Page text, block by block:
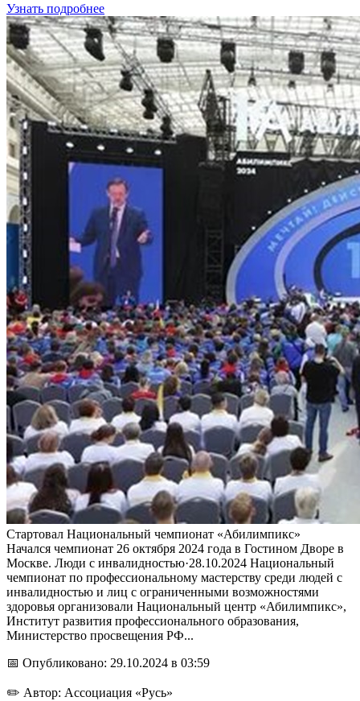
Узнать подробнее
Стартовал Национальный чемпионат «Абилимпикс»
Начался чемпионат 26 октября 2024 года в Гостином Дворе в
Москве. Люди с инвалидностью·28.10.2024 Национальный
чемпионат по профессиональному мастерству среди людей с
инвалидностью и лиц с ограниченными возможностями
здоровья организовали Национальный центр «Абилимпикс»,
Институт развития профессионального образования,
Министерство просвещения РФ...
📅 Опубликовано: 29.10.2024 в 03:59
✏️ Автор: Ассоциация «Русь»